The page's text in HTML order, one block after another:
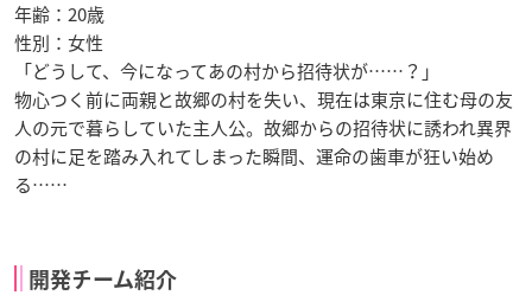
年齢：20歳
性別：女性
「どうして、今になってあの村から招待状が……？」
物心つく前に両親と故郷の村を失い、現在は東京に住む母の友
人の元で暮らしていた主人公。故郷からの招待状に誘われ異界
の村に足を踏み入れてしまった瞬間、運命の歯車が狂い始め
る……
開発チーム紹介